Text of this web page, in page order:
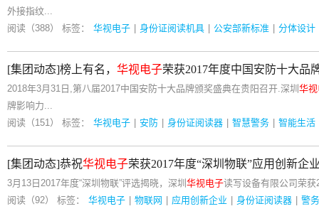
外接指纹...
阅读（388） 标签： 华视电子 身份证阅读机具 公安部新标准 分体设计
[集团动态]榜上有名， 华视电子荣获2017年度中国安防十大品
2018年3月31日,第八届2017中国安防十大品牌颁奖盛典在贵阳召开.深圳 华
牌影响力...
阅读（151） 标签： 华视电子 安防 身份证阅读器 智慧警务 智能生活
[集团动态]恭祝华视电子荣获2017年度“深圳物联”应用创新企
3月13日2017年度“深圳物联”评选揭晓，深圳 华视电子读写设备有限公司荣获
阅读（92） 标签： 华视电子 物联网 应用创新企业 身份证阅读器 警